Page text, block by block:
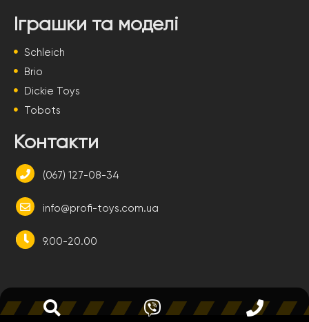
Іграшки та моделі
Schleich
Brio
Dickie Toys
Tobots
Контакти
(067) 127-08-34
info@profi-toys.com.ua
9.00-20.00